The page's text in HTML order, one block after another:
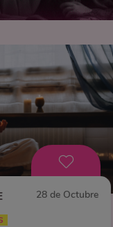
28 de Octubre